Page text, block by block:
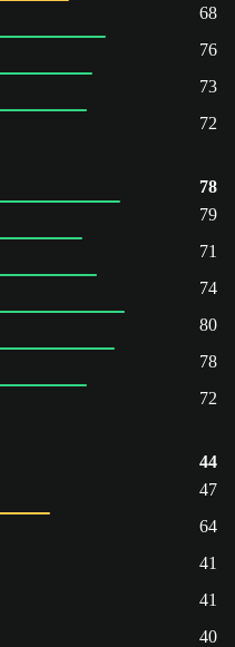
68
76
73
72
78
79
71
74
80
78
72
44
47
64
41
41
40